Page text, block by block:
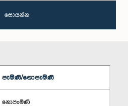
සොයන්න
පැමිණි/නොපැමිණි
නොපැමිණි